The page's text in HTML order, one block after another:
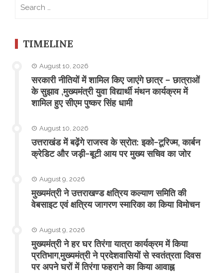
TIMELINE
August 10, 2026
सरकारी नीतियों में शामिल किए जाएंगे छात्र – छात्राओं
के सुझाव ,मुख्यमंत्री युवा विद्यार्थी मंथन कार्यक्रम में
शामिल हुए सीएम पुष्कर सिंह धामी
August 10, 2026
उत्तराखंड में बढ़ेंगे राजस्व के स्रोत: इको-टूरिज्म, कार्बन
क्रेडिट और जड़ी-बूटी आय पर मुख्य सचिव का जोर
August 9, 2026
मुख्यमंत्री ने उत्तराखण्ड क्षत्रिय कल्याण समिति की
वेबसाइट एवं क्षत्रिय जागरण स्मारिका का किया विमोचन
August 9, 2026
मुख्यमंत्री ने हर घर तिरंगा यात्रा कार्यक्रम में किया
प्रतिभाग,मुख्यमंत्री ने प्रदेशवासियों से स्वतंत्रता दिवस
पर अपने घरों में तिरंगा फहराने का किया आवाह्न